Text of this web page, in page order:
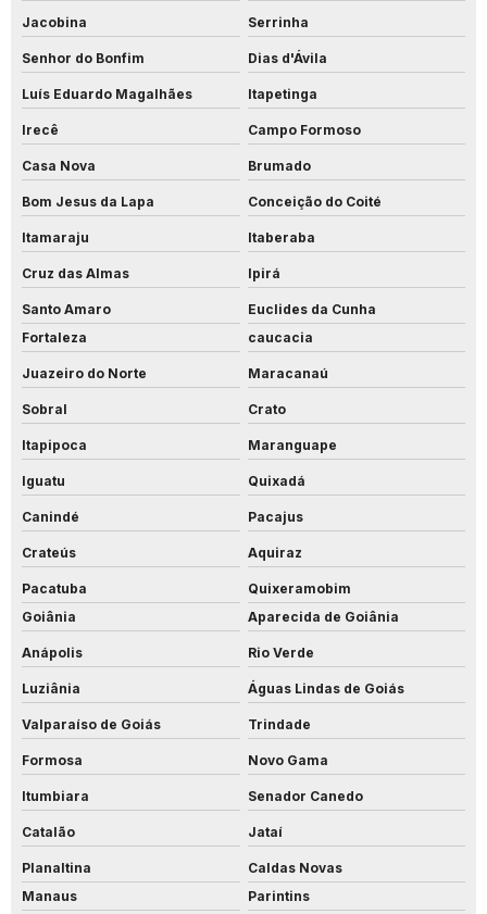
Jacobina Serrinha
Senhor do Bonfim Dias d'Ávila
Luís Eduardo Magalhães Itapetinga
Irecê Campo Formoso
Casa Nova Brumado
Bom Jesus da Lapa Conceição do Coité
Itamaraju Itaberaba
Cruz das Almas Ipirá
Santo Amaro
Euclides da Cunha
Fortaleza
caucacia
Juazeiro do Norte Maracanaú
Sobral Crato
Itapipoca Maranguape
Iguatu Quixadá
Canindé Pacajus
Crateús Aquiraz
Pacatuba
Quixeramobim
Goiânia
Aparecida de Goiânia
Anápolis Rio Verde
Luziânia Águas Lindas de Goiás
Valparaíso de Goiás Trindade
Formosa Novo Gama
Itumbiara Senador Canedo
Catalão Jataí
Planaltina
Caldas Novas
Manaus
Parintins